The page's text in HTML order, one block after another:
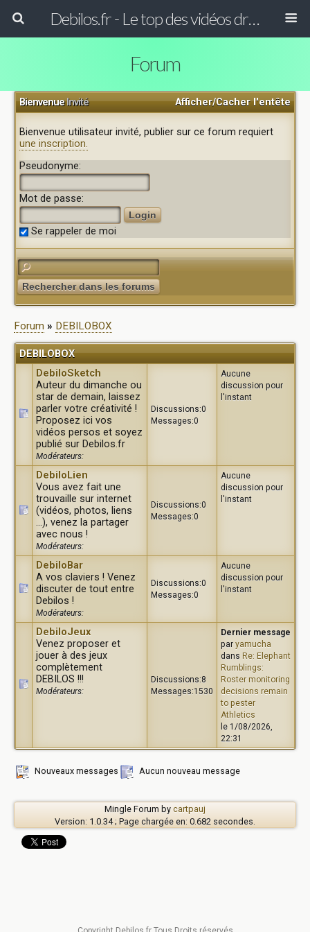
Debilos.fr - Le top des vidéos drôles du WEB !
Forum
BienvenueInvité Afficher/Cacher l'entête
Bienvenue utilisateur invité, publier sur ce forum requiert
une inscription.
Pseudonyme:
Mot de passe:
Se rappeler de moi
Forum » DEBILOBOX
DEBILOBOX
DebiloSketch
Auteur du dimanche ou
star de demain, laissez
parler votre créativité !
Proposez ici vos
vidéos persos et soyez
publié sur Debilos.fr
Modérateurs:
Discussions:0
Messages:0
Aucune
discussion pour
l'instant
DebiloLien
Vous avez fait une
trouvaille sur internet
(vidéos, photos, liens
...), venez la partager
avec nous !
Modérateurs:
Discussions:0
Messages:0
Aucune
discussion pour
l'instant
DebiloBar
A vos claviers ! Venez
discuter de tout entre
Debilos !
Modérateurs:
Discussions:0
Messages:0
Aucune
discussion pour
l'instant
DebiloJeux
Venez proposer et
jouer à des jeux
complètement
DEBILOS !!!
Modérateurs:
Discussions:8
Messages:1530
Dernier message
par yamucha
dans Re: Elephant
Rumblings:
Roster monitoring
decisions remain
to pester
Athletics
le 1/08/2026,
22:31
Nouveaux messages Aucun nouveau message
Mingle Forum by cartpauj
Version: 1.0.34 ; Page chargée en: 0.682 secondes.